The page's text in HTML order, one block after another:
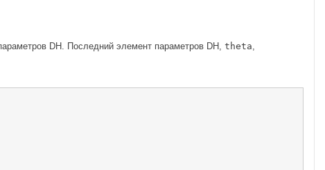
DH. Последний элемент параметров DH, theta,